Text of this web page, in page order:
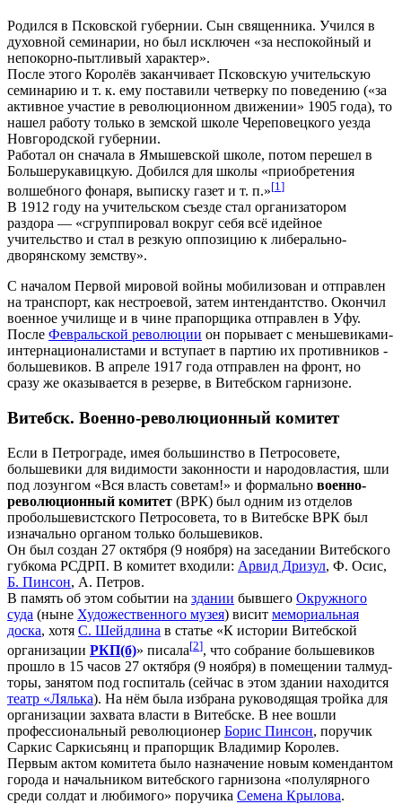
Родился в Псковской губернии. Сын священника. Учился в
духовной семинарии, но был исключен «за неспокойный и
непокорно-пытливый характер».
После этого Королёв заканчивает Псковскую учительскую
семинарию и т. к. ему поставили четверку по поведению («за
активное участие в революционном движении» 1905 года), то
нашел работу только в земской школе Череповецкого уезда
Новгородской губернии.
Работал он сначала в Ямышевской школе, потом перешел в
Большерукавицкую. Добился для школы «приобретения
волшебного фонаря, выписку газет и т. п.»[1 ]
В 1912 году на учительском съезде стал организатором
раздора — «сгруппировал вокруг себя всё идейное
учительство и стал в резкую оппозицию к либерально-
дворянскому земству».
С началом Первой мировой войны мобилизован и отправлен
на транспорт, как нестроевой, затем интендантство. Окончил
военное училище и в чине прапорщика отправлен в Уфу.
После Февральской революции он порывает с меньшевиками-
интернационалистами и вступает в партию их противников -
большевиков. В апреле 1917 года отправлен на фронт, но
сразу же оказывается в резерве, в Витебском гарнизоне.
Витебск. Военно-революционный комитет
Если в Петрограде, имея большинство в Петросовете,
большевики для видимости законности и народовластия, шли
под лозунгом «Вся власть советам!» и формально военно-
революционный комитет (ВРК) был одним из отделов
пробольшевистского Петросовета, то в Витебске ВРК был
изначально органом только большевиков.
Он был создан 27 октября (9 ноября) на заседании Витебского
губкома РСДРП. В комитет входили: Арвид Дризул, Ф. Осис,
Б. Пинсон, А. Петров.
В память об этом событии на здании бывшего Окружного
суда (ныне Художественного музея) висит мемориальная
доска, хотя С. Шейдлина в статье «К истории Витебской
организации РКП(б)» писала[2], что собрание большевиков
прошло в 15 часов 27 октября (9 ноября) в помещении талмуд-
торы, занятом под госпиталь (сейчас в этом здании находится
театр «Лялька). На нём была избрана руководящая тройка для
организации захвата власти в Витебске. В нее вошли
профессиональный революционер Борис Пинсон, поручик
Саркис Саркисьянц и прапорщик Владимир Королев.
Первым актом комитета было назначение новым комендантом
города и начальником витебского гарнизона «полулярного
среди солдат и любимого» поручика Семена Крылова.